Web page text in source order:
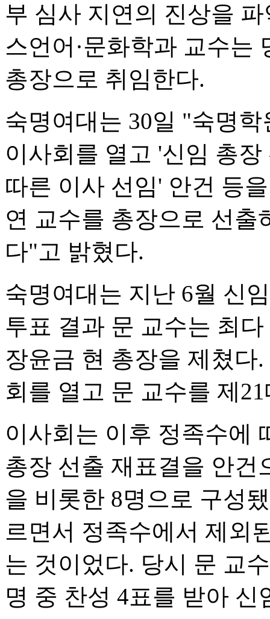
부 심사 지연의 진상을
스언어·문화학과 교수는
총장으로 취임한다.
숙명여대는 30일 "숙명
이사회를 열고 '신임 총
따른 이사 선임' 안건 등
연 교수를 총장으로 선
다"고 밝혔다.
숙명여대는 지난 6월 신
투표 결과 문 교수는 최
장윤금 현 총장을 제쳤다
회를 열고 문 교수를 제
이사회는 이후 정족수에
총장 선출 재표결을 안건
을 비롯한 8명으로 구성
르면서 정족수에서 제외
는 것이었다. 당시 문 교
명 중 찬성 4표를 받아